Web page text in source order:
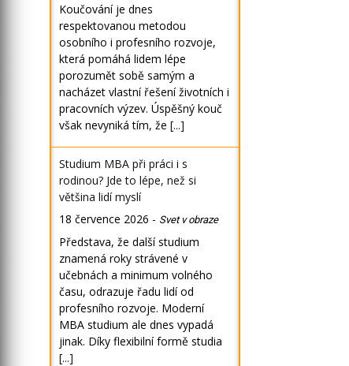
Koučování je dnes
respektovanou metodou
osobního i profesního rozvoje,
která pomáhá lidem lépe
porozumět sobě samým a
nacházet vlastní řešení životních i
pracovních výzev. Úspěšný kouč
však nevyniká tím, že[...]
Studium MBA při práci i s
rodinou? Jde to lépe, než si
většina lidí myslí
18 července 2026 - Svet v obraze
Představa, že další studium
znamená roky strávené v
učebnách a minimum volného
času, odrazuje řadu lidí od
profesního rozvoje. Moderní
MBA studium ale dnes vypadá
jinak. Díky flexibilní formě studia
[...]